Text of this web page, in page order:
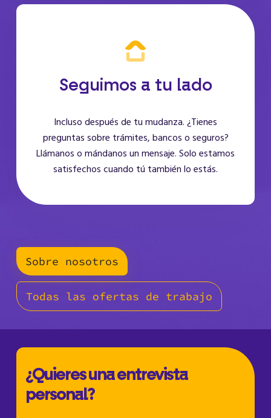
Seguimos a tu lado
Incluso después de tu mudanza. ¿Tienes
preguntas sobre trámites, bancos o seguros?
Llámanos o mándanos un mensaje. Solo estamos
satisfechos cuando tú también lo estás.
Sobre nosotros
Todas las ofertas de trabajo
¿Quieres una entrevista
personal?